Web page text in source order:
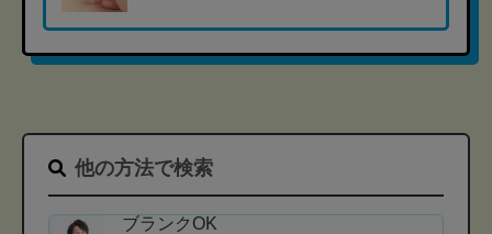
他の方法で検索
ブランクOK